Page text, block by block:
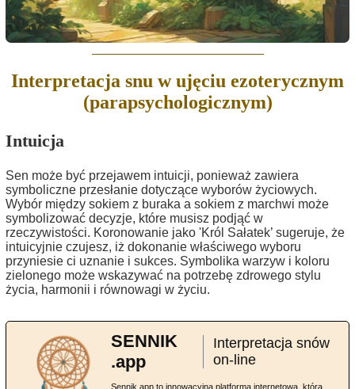
Interpretacja snu w ujęciu ezoterycznym
(parapsychologicznym)
Intuicja
Sen może być przejawem intuicji, ponieważ zawiera
symboliczne przesłanie dotyczące wyborów życiowych.
Wybór między sokiem z buraka a sokiem z marchwi może
symbolizować decyzje, które musisz podjąć w
rzeczywistości. Koronowanie jako 'Król Sałatek’ sugeruje, że
intuicyjnie czujesz, iż dokonanie właściwego wyboru
przyniesie ci uznanie i sukces. Symbolika warzyw i koloru
zielonego może wskazywać na potrzebę zdrowego stylu
życia, harmonii i równowagi w życiu.
SENNIK
.app
Interpretacja snów
on-line
Sennik.app to innowacyjna platforma internetowa, która